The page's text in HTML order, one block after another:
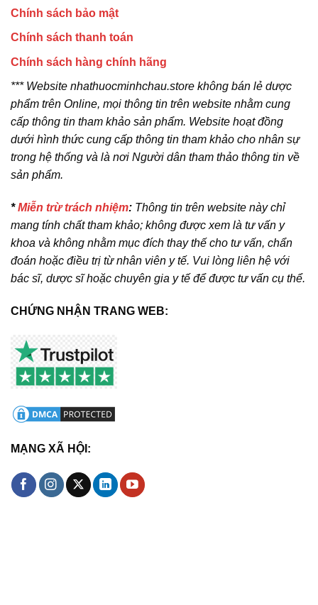
Chính sách bảo mật
Chính sách thanh toán
Chính sách hàng chính hãng
*** Website nhathuocminhchau.store không bán lẻ dược
phẩm trên Online, mọi thông tin trên website nhằm cung
cấp thông tin tham khảo sản phẩm. Website hoạt đồng
dưới hình thức cung cấp thông tin tham khảo cho nhân sự
trong hệ thống và là nơi Người dân tham thảo thông tin về
sản phẩm.
*Miễn trừ trách nhiệm: Thông tin trên website này chỉ
mang tính chất tham khảo; không được xem là tư vấn y
khoa và không nhằm mục đích thay thế cho tư vấn, chẩn
đoán hoặc điều trị từ nhân viên y tế. Vui lòng liên hệ với
bác sĩ, dược sĩ hoặc chuyên gia y tế để được tư vấn cụ thể.
CHỨNG NHẬN TRANG WEB:
MẠNG XÃ HỘI: